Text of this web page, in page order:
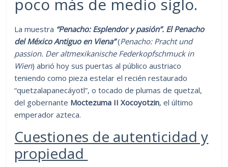
poco más de medio siglo.
La muestra “Penacho: Esplendor y pasión”. El Penacho
del México Antiguo en Viena”(Penacho: Pracht und
passion. Der altmexikanische Federkopfschmuck in
Wien) abrió hoy sus puertas al público austriaco
teniendo como pieza estelar el recién restaurado
“quetzalapanecáyotl”, o tocado de plumas de quetzal,
del gobernante Moctezuma II Xocoyotzin, el último
emperador azteca.
Cuestiones de autenticidad y
propiedad